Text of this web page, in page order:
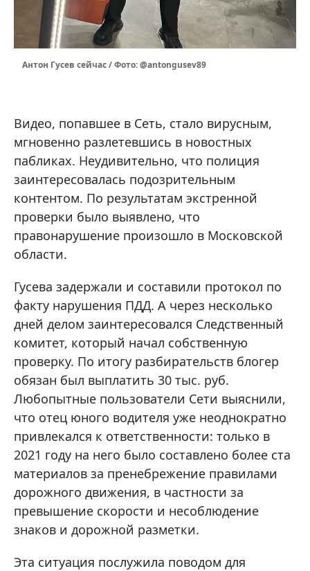
Антон Гусев сейчас / Фото: @antongusev89
Видео, попавшее в Сеть, стало вирусным,
мгновенно разлетевшись в новостных
пабликах. Неудивительно, что полиция
заинтересовалась подозрительным
контентом. По результатам экстренной
проверки было выявлено, что
правонарушение произошло в Московской
области.
Гусева задержали и составили протокол по
факту нарушения ПДД. А через несколько
дней делом заинтересовался Следственный
комитет, который начал собственную
проверку. По итогу разбирательств блогер
обязан был выплатить 30 тыс. руб.
Любопытные пользователи Сети выяснили,
что отец юного водителя уже неоднократно
привлекался к ответственности: только в
2021 году на него было составлено более ста
материалов за пренебрежение правилами
дорожного движения, в частности за
превышение скорости и несоблюдение
знаков и дорожной разметки.
Эта ситуация послужила поводом для